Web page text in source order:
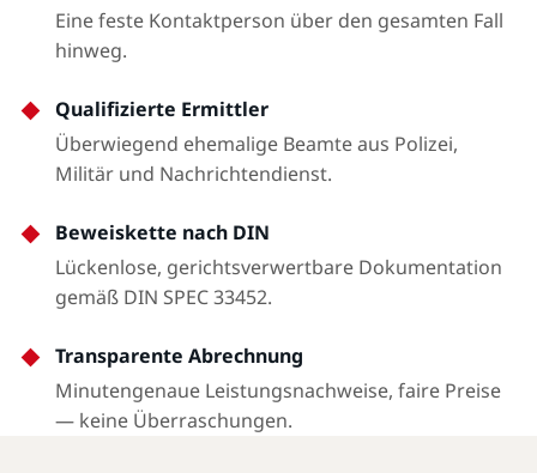
Eine feste Kontaktperson über den gesamten Fall
hinweg.
Qualifizierte Ermittler
Überwiegend ehemalige Beamte aus Polizei,
Militär und Nachrichtendienst.
Beweiskette nach DIN
Lückenlose, gerichtsverwertbare Dokumentation
gemäß DIN SPEC 33452.
Transparente Abrechnung
Minutengenaue Leistungsnachweise, faire Preise
— keine Überraschungen.